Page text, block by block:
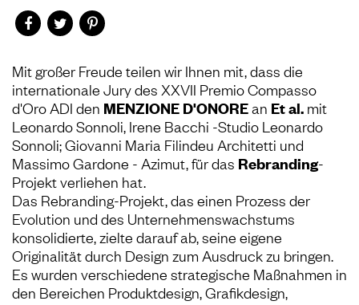
Mit großer Freude teilen wir Ihnen mit, dass die
internationale Jury des XXVII Premio Compasso
d'Oro ADI den MENZIONE D'ONOREan Et al. mit
Leonardo Sonnoli, Irene Bacchi -Studio Leonardo
Sonnoli; Giovanni Maria Filindeu Architetti und
Massimo Gardone - Azimut, für das Rebranding-
Projekt verliehen hat.
Das Rebranding-Projekt, das einen Prozess der
Evolution und des Unternehmenswachstums
konsolidierte, zielte darauf ab, seine eigene
Originalität durch Design zum Ausdruck zu bringen.
Es wurden verschiedene strategische Maßnahmen in
den Bereichen Produktdesign, Grafikdesign,